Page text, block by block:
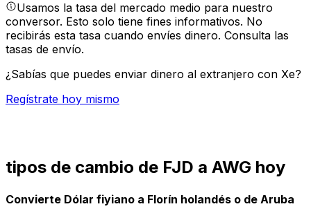
Usamos la tasa del mercado medio para nuestro
conversor. Esto solo tiene fines informativos. No
recibirás esta tasa cuando envíes dinero. Consulta las
tasas de envío.
¿Sabías que puedes enviar dinero al extranjero con Xe?
Regístrate hoy mismo
tipos de cambio de FJD a AWG hoy
Convierte Dólar fiyiano a Florín holandés o de Aruba